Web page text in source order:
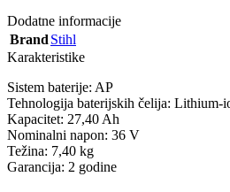
Dodatne informacije
Brand Stihl
Karakteristike
Sistem baterije: AP
Tehnologija baterijskih čelija: Lithium-
Kapacitet: 27,40 Ah
Nominalni napon: 36 V
Težina: 7,40 kg
Garancija: 2 godine